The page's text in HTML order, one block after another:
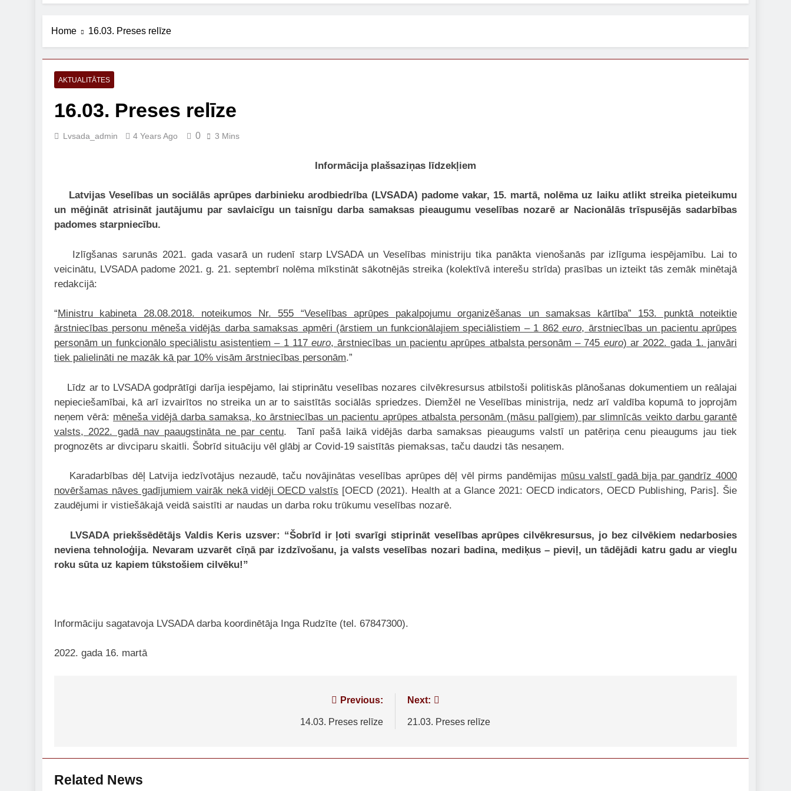
Home 16.03. Preses relīze
AKTUALITĀTES
16.03. Preses relīze
Lvsada_admin 4 Years Ago 0 3 Mins
Informācija plašsaziņas līdzekļiem
Latvijas Veselības un sociālās aprūpes darbinieku arodbiedrība (LVSADA) padome vakar, 15. martā, nolēma uz laiku atlikt streika pieteikumu
un mēģināt atrisināt jautājumu par savlaicīgu un taisnīgu darba samaksas pieaugumu veselības nozarē ar Nacionālās trīspusējās sadarbības
padomes starpniecību.
Izlīgšanas sarunās 2021. gada vasarā un rudenī starp LVSADA un Veselības ministriju tika panākta vienošanās par izlīguma iespējamību. Lai to
veicinātu, LVSADA padome 2021. g. 21. septembrī nolēma mīkstināt sākotnējās streika (kolektīvā interešu strīda) prasības un izteikt tās zemāk minētajā
redakcijā:
“Ministru kabineta 28.08.2018. noteikumos Nr. 555 “Veselības aprūpes pakalpojumu organizēšanas un samaksas kārtība” 153. punktā noteiktie
ārstniecības personu mēneša vidējās darba samaksas apmēri (ārstiem un funkcionālajiem speciālistiem – 1 862euro, ārstniecības un pacientu aprūpes
personām un funkcionālo speciālistu asistentiem – 1 117euro, ārstniecības un pacientu aprūpes atbalsta personām – 745 euro) ar 2022. gada 1. janvāri
tiek palielināti ne mazāk kā par 10% visām ārstniecības personām.”
Līdz ar to LVSADA godprātīgi darīja iespējamo, lai stiprinātu veselības nozares cilvēkresursus atbilstoši politiskās plānošanas dokumentiem un reālajai
nepieciešamībai, kā arī izvairītos no streika un ar to saistītās sociālās spriedzes. Diemžēl ne Veselības ministrija, nedz arī valdība kopumā to joprojām
neņem vērā: mēneša vidējā darba samaksa, ko ārstniecības un pacientu aprūpes atbalsta personām (māsu palīgiem) par slimnīcās veikto darbu garantē
valsts, 2022. gadā nav paaugstināta ne par centu. Tanī pašā laikā vidējās darba samaksas pieaugums valstī un patēriņa cenu pieaugums jau tiek
prognozēts ar divciparu skaitli. Šobrīd situāciju vēl glābj ar Covid-19 saistītās piemaksas, taču daudzi tās nesaņem.
Karadarbības dēļ Latvija iedzīvotājus nezaudē, taču novājinātas veselības aprūpes dēļ vēl pirms pandēmijas mūsu valstī gadā bija par gandrīz 4000
novēršamas nāves gadījumiem vairāk nekā vidēji OECD valstīs [OECD (2021). Health at a Glance 2021: OECD indicators, OECD Publishing, Paris]. Šie
zaudējumi ir vistiešākajā veidā saistīti ar naudas un darba roku trūkumu veselības nozarē.
LVSADA priekšsēdētājs Valdis Keris uzsver: “Šobrīd ir ļoti svarīgi stiprināt veselības aprūpes cilvēkresursus, jo bez cilvēkiem nedarbosies
neviena tehnoloģija. Nevaram uzvarēt cīņā par izdzīvošanu, ja valsts veselības nozari badina, mediķus – pieviļ, un tādējādi katru gadu ar vieglu
roku sūta uz kapiem tūkstošiem cilvēku!”
Informāciju sagatavoja LVSADA darba koordinētāja Inga Rudzīte (tel. 67847300).
2022. gada 16. martā
Previous:
14.03. Preses relīze
Next:
21.03. Preses relīze
Related News